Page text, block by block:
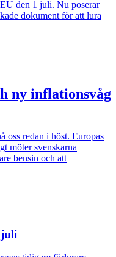
den 1 juli. Nu poserar
dokument för att lura
ny inflationsvåg
oss redan i höst. Europas
möter svenskarna
bensin och att
juli